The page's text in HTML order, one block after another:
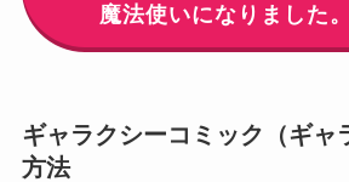
魔法使いになりました
ギャラクシーコミック（ギャ
方法